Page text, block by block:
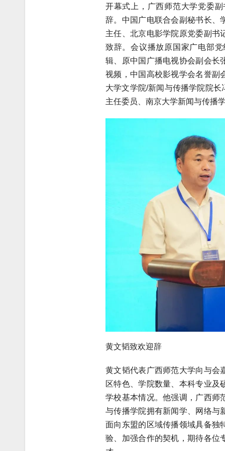
开幕式上，广西师范大学党委
辞。中国广电联合会副秘书长、
主任、北京电影学院原党委副书
致辞。会议播放原国家广电部
辑、原中国广播电视协会副会长
视频，中国高校影视学会名誉副
大学文学院/新闻与传播学院院
主任委员、南京大学新闻与传播
黄文韬致欢迎辞
黄文韬代表广西师范大学向与会
区特色、学院数量、本科专业及
学校基本情况。他强调，广西师
与传播学院拥有新闻学、网络与
面向东盟的区域传播领域具备独
验、加强合作的契机，期待各位